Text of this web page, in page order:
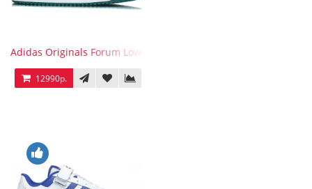
Adidas Originals Forum Low WB White Green
12990р.